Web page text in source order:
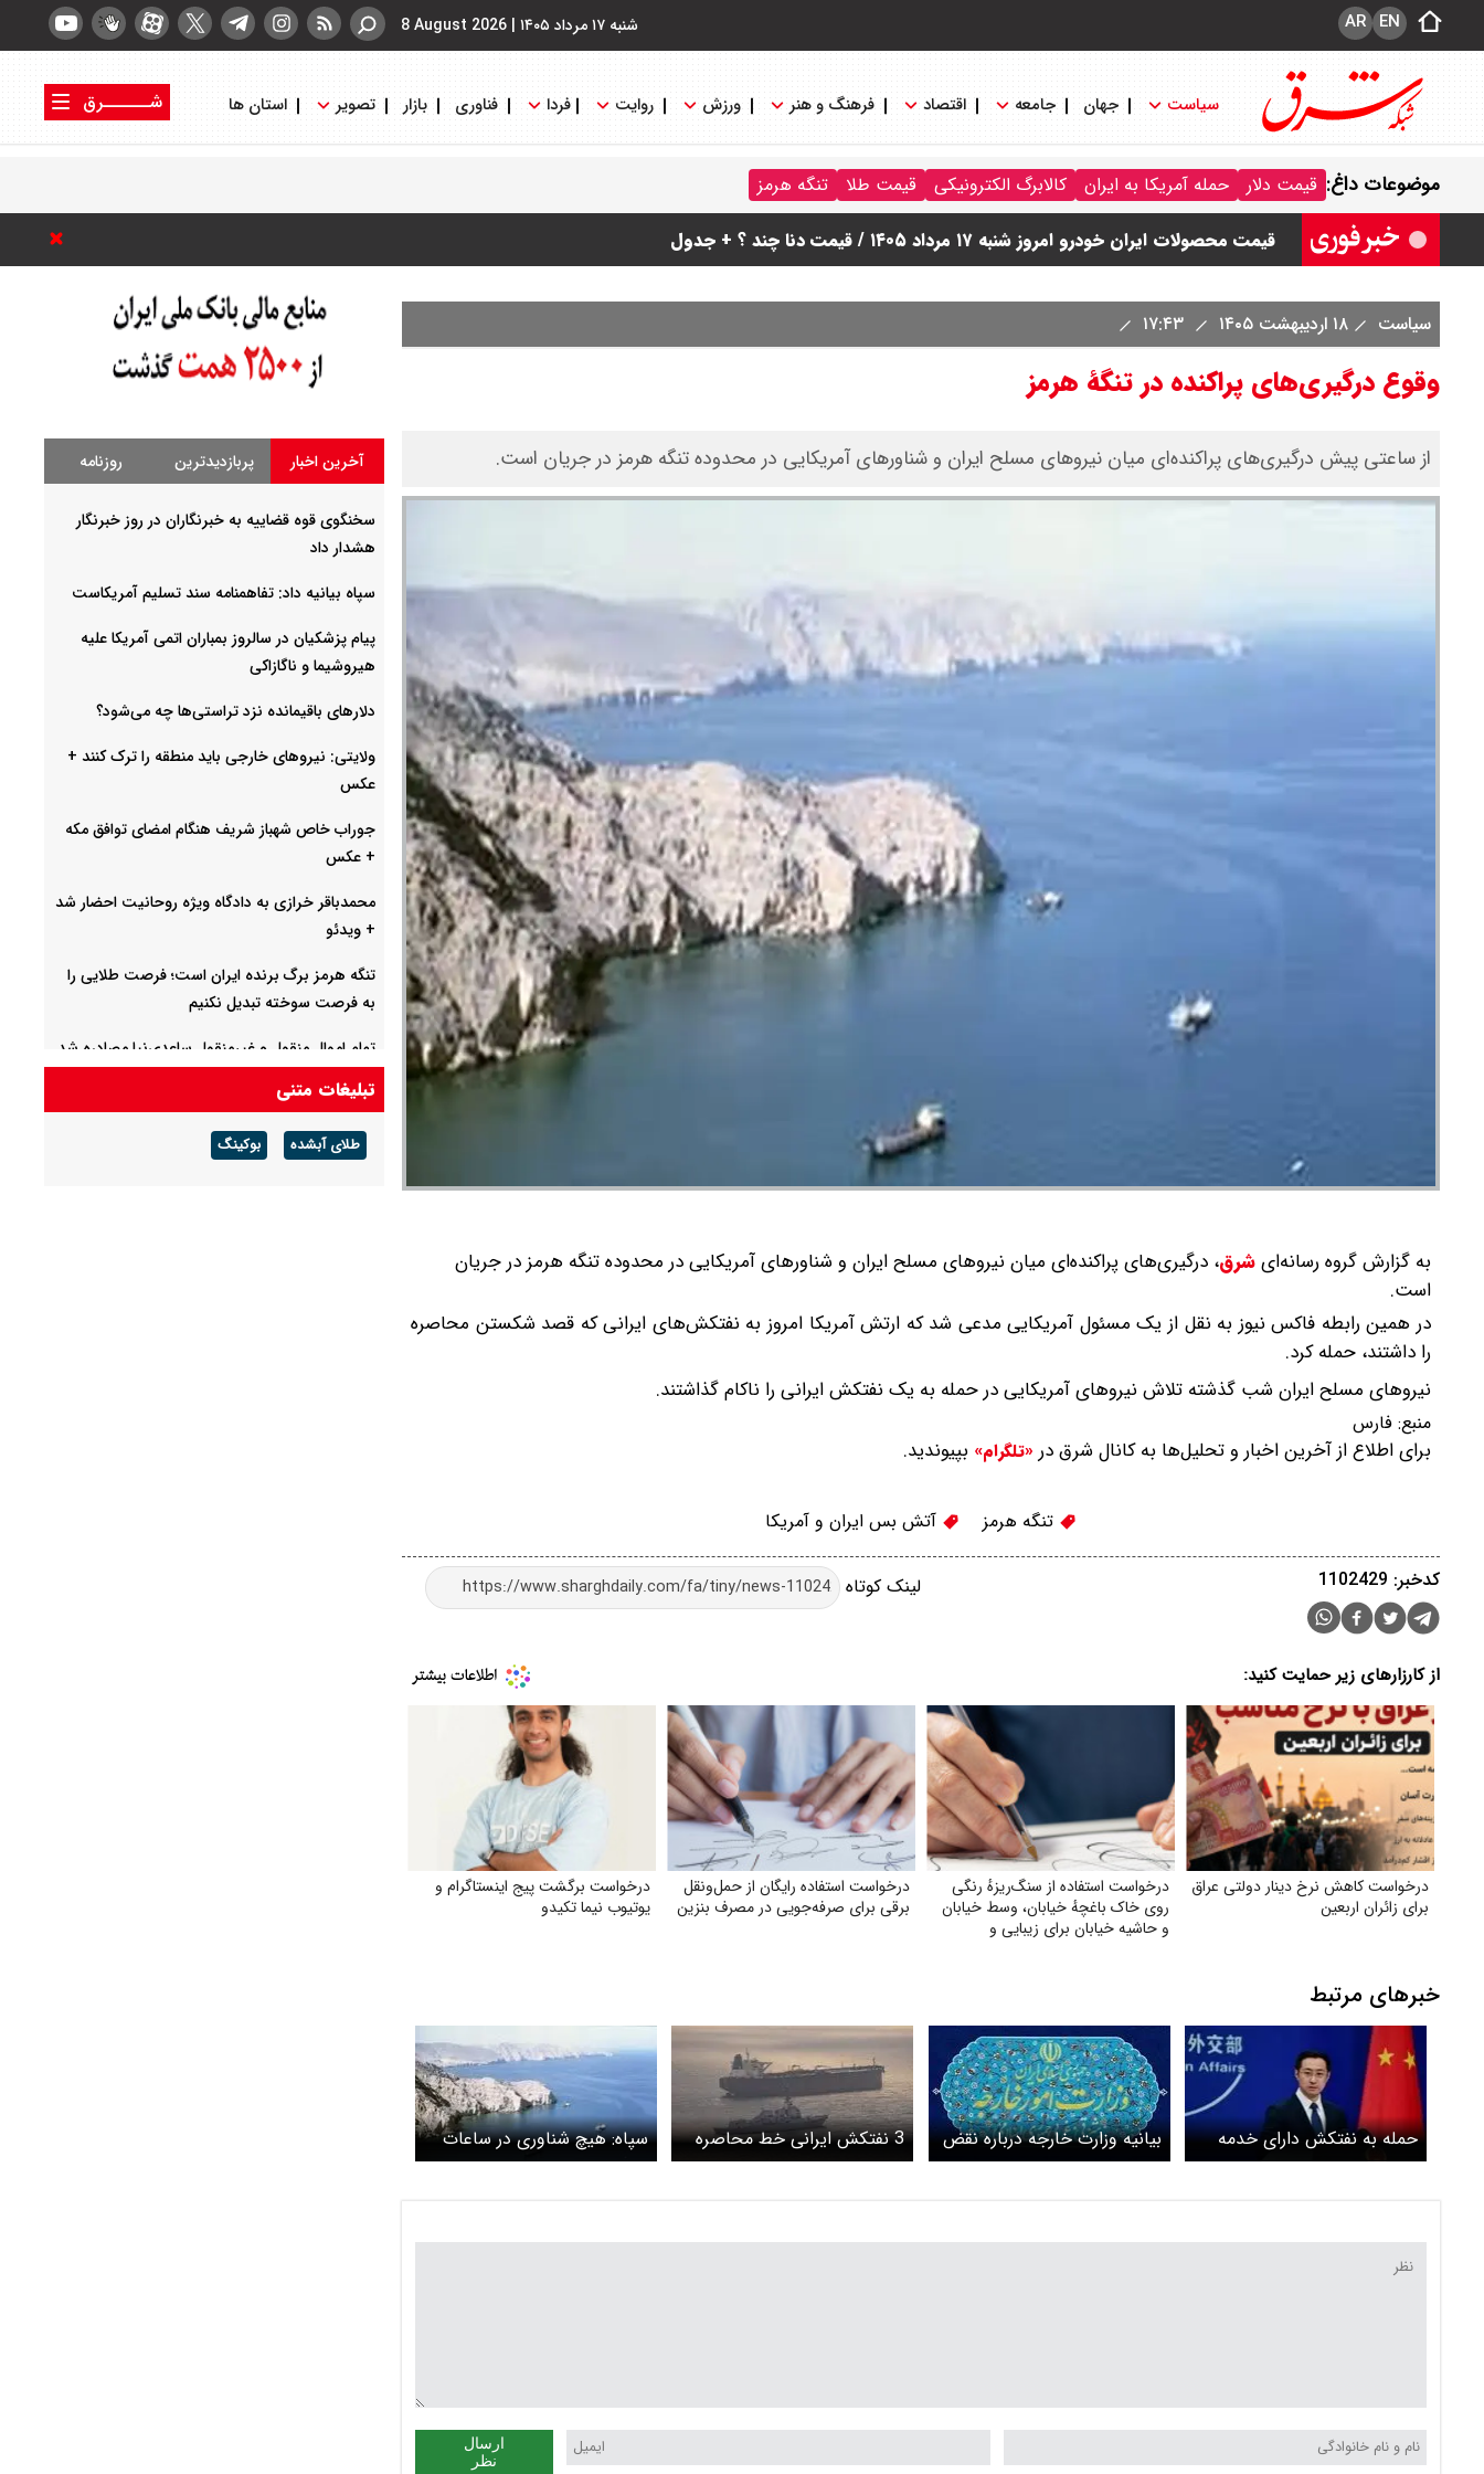
شنبه ۱۷ مرداد ۱۴۰۵ |
8 August 2026 EN
AR
سیاست جهان جامعه اقتصاد فرهنگ و هنر ورزش روایت فردا فناوری بازار تصویر استان ها
شــــــرق
موضوعات داغ: قیمت دلار حمله آمریکا به ایران کالابرگ الکترونیکی قیمت طلا تنگه هرمز
قیمت خودرو امروز شنبه ۱۷ مرداد ۱۴۰۵/ کاهش ۱۰۵ میلیون تومانی قیمت کوییک
قیمت محصولات سایپا امروز شنبه ۱۷ مرداد ۱۴۰۵ / قیمت اطلس چند؟ + جدول
قیمت محصولات ایران خودرو امروز شنبه ۱۷ مرداد ۱۴۰۵ / قیمت دنا چند ؟ + جدول
شاخص بورس امروز شنبه ۱۷ مرداد ۱۴۰۵ / شاخص افزایشی شد + تحلیل
سیاست ۱۸ اردیبهشت ۱۴۰۵
وقوع درگیری‌های پراکنده در تنگهٔ هرمز
از ساعتی پیش درگیری‌های پراکنده‌ای میان نیروهای مسلح ایران و شناورهای آمریکایی‌ در محدوده تنگه هرمز در جریان است.
به گزارش گروه رسانه‌ایشرق، درگیری‌های پراکنده‌ای میان نیروهای مسلح ایران و شناورهای آمریکایی‌ در محدوده تنگه هرمز در جریان
است.
در همین رابطه فاکس نیوز به نقل از یک مسئول آمریکایی مدعی شد که ارتش آمریکا امروز به نفتکش‌های ایرانی که قصد شکستن محاصره
را داشتند، حمله کرد.
نیروهای مسلح ایران شب گذشته تلاش نیروهای آمریکایی در حمله به یک نفتکش ایرانی را ناکام گذاشتند.
منبع: فارس
برای اطلاع از آخرین اخبار و تحلیل‌ها به کانال شرق در «تلگرام» بپیوندید.
تنگه هرمز آتش بس ایران و آمریکا
لینک کوتاه کدخبر: 1102429
از کارزارهای زیر حمایت کنید:
درخواست کاهش نرخ دینار دولتی عراق
برای زائران اربعین
درخواست استفاده از سنگ‌ریزهٔ رنگی
روی خاک باغچهٔ خیابان، وسط خیابان
و حاشیه خیابان برای زیبایی و
درخواست استفاده رایگان از حمل‌ونقل
برقی برای صرفه‌جویی در مصرف بنزین
درخواست برگشت پیج اینستاگرام و
یوتیوب نیما تکیدو
خبرهای مرتبط
حمله به نفتکش دارای خدمه
چینی در تنگه هرمز تایید شد
بیانیه وزارت خارجه درباره نقض
آتش بس توسط آمریکا
3 نفتکش ایرانی خط محاصره
آمریکا را شکستند/ یک نفتکش
سپاه: هیچ شناوری در ساعات
گذشته از تنگۀ هرمز عبور نکرده
ارسال
نظر
آخرین اخبار پربازدیدترین روزنامه
سخنگوی قوه قضاییه به خبرنگاران در روز خبرنگار
هشدار داد
سپاه بیانیه داد: تفاهمنامه سند تسلیم آمریکاست
پیام پزشکیان در سالروز بمباران اتمی آمریکا علیه
هیروشیما و ناگازاکی
دلارهای باقیمانده نزد تراستی‌ها چه می‌شود؟
ولایتی: نیروهای خارجی باید منطقه را ترک کنند +‌
عکس
جوراب خاص شهباز شریف هنگام امضای توافق مکه
+ عکس
محمدباقر خرازی به دادگاه ویژه روحانیت احضار شد
+ ویدئو
تنگه هرمز برگ برنده ایران است؛ فرصت طلایی را
به فرصت سوخته تبدیل نکنیم
تمام اموال منقول و غیرمنقول ساعدی‌نیا مصادره شد
واکنش بانک مرکزی به ادعای ترامپ درباره تورم
ایران / تورم بعد از جنگ چند درصد شد؟ + ویدئو
تبلیغات متنی
طلای آبشده بوکینگ